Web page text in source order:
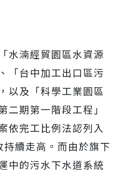
水湳經貿園區水資源
「台中加工出口區污
以及「科學工業園區
二期第一階段工程」
依完工比例法認列入
續走高。而由於旗下
中的污水下水道系統